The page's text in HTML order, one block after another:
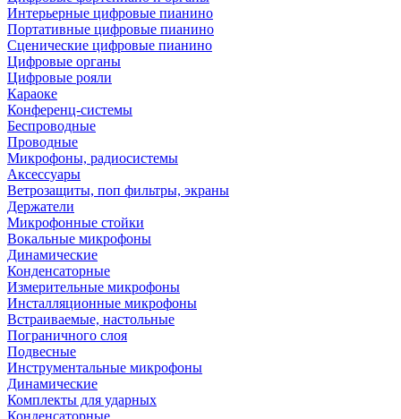
Интерьерные цифровые пианино
Портативные цифровые пианино
Сценические цифровые пианино
Цифровые органы
Цифровые рояли
Караоке
Конференц-системы
Беспроводные
Проводные
Микрофоны, радиосистемы
Аксессуары
Ветрозащиты, поп фильтры, экраны
Держатели
Микрофонные стойки
Вокальные микрофоны
Динамические
Конденсаторные
Измерительные микрофоны
Инсталляционные микрофоны
Встраиваемые, настольные
Пограничного слоя
Подвесные
Инструментальные микрофоны
Динамические
Комплекты для ударных
Конденсаторные